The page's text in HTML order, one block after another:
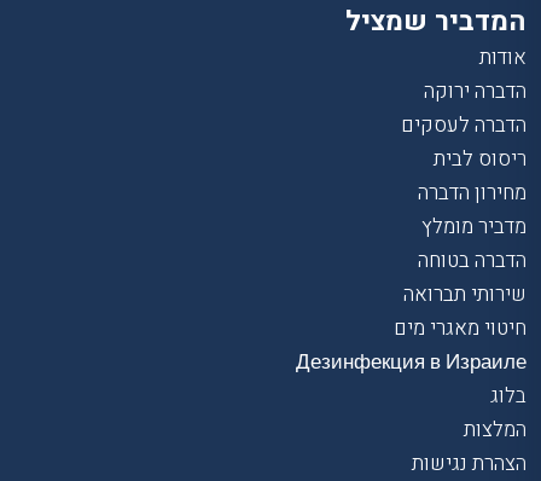
המדביר שמציל
אודות
הדברה ירוקה
הדברה לעסקים
ריסוס לבית
מחירון הדברה
מדביר מומלץ
הדברה בטוחה
שירותי תברואה
חיטוי מאגרי מים
Дезинфекция в Израиле
בלוג
המלצות
הצהרת נגישות